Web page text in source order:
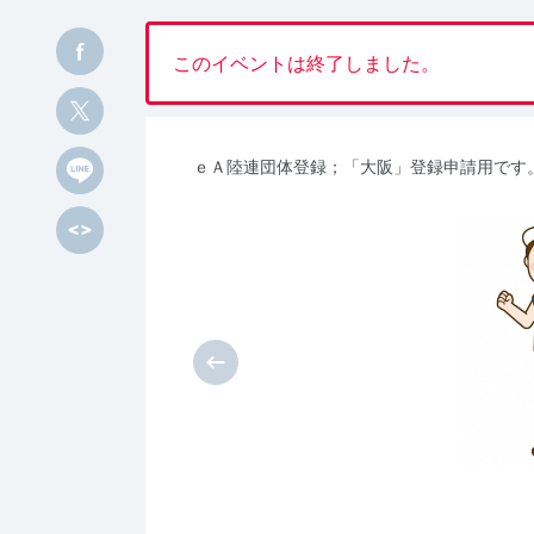
このイベントは終了しました。
ｅＡ陸連団体登録；「大阪」登録申請用です